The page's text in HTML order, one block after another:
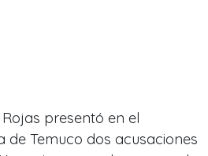
presentó en el
de Temuco dos acusaciones